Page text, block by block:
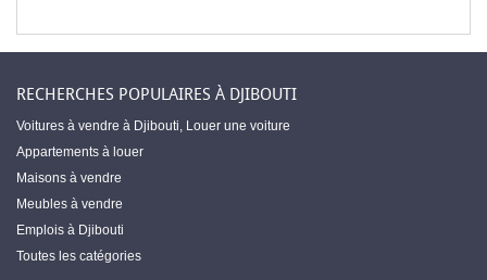
RECHERCHES POPULAIRES À DJIBOUTI
Voitures à vendre à Djibouti, Louer une voiture
Appartements à louer
Maisons à vendre
Meubles à vendre
Emplois à Djibouti
Toutes les catégories